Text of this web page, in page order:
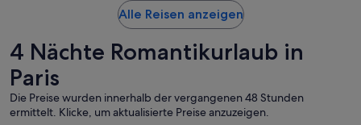
Alle Reisen anzeigen
4 Nächte Romantikurlaub in
Paris
Die Preise wurden innerhalb der vergangenen 48 Stunden
ermittelt. Klicke, um aktualisierte Preise anzuzeigen.